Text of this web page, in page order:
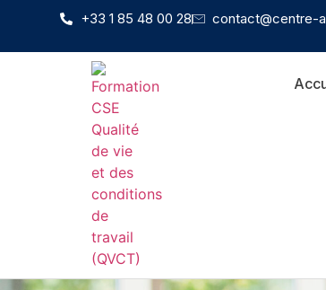
+33 1 85 48 00 28 contact@centre-